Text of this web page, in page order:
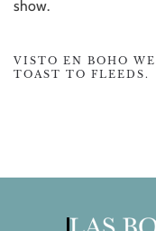
VISTO EN BOHO
TOAST TO FLEEDS.